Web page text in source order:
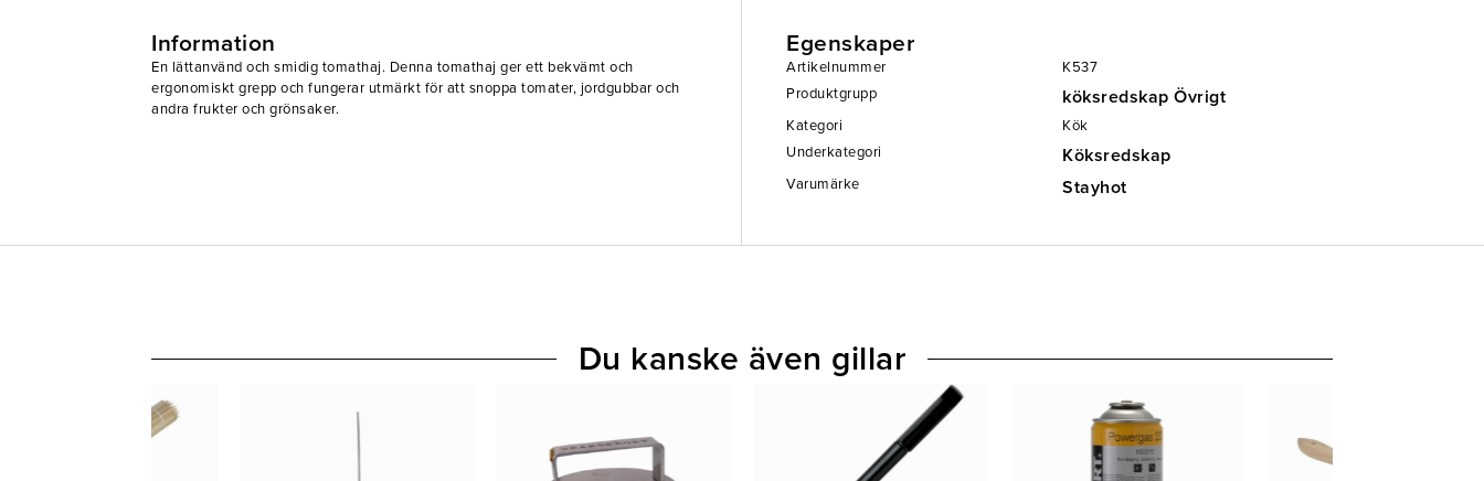
Information
En lättanvänd och smidig tomathaj. Denna tomathaj ger ett bekvämt och
ergonomiskt grepp och fungerar utmärkt för att snoppa tomater, jordgubbar och
andra frukter och grönsaker.
Egenskaper
Artikelnummer
K537
Produktgrupp
köksredskap Övrigt
Kategori
Kök
Underkategori
Köksredskap
Varumärke Stayhot
Du kanske även gillar